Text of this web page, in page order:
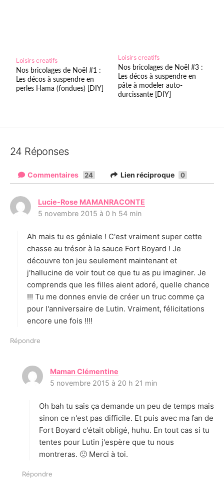
Loisirs creatifs
Nos bricolages de Noël #1 :
Les décos à suspendre en
perles Hama (fondues) [DIY]
Loisirs creatifs
Nos bricolages de Noël #3 :
Les décos à suspendre en
pâte à modeler auto-
durcissante [DIY]
24 Réponses
Commentaires 24 Lien réciproque 0
Lucie-Rose MAMANRACONTE
:
5 novembre 2015 à 0 h 54 min
Ah mais tu es géniale ! C'est vraiment super cette
chasse au trésor à la sauce Fort Boyard ! Je
découvre ton jeu seulement maintenant et
j'hallucine de voir tout ce que tu as pu imaginer. Je
comprends que les filles aient adoré, quelle chance
!!! Tu me donnes envie de créer un truc comme ça
pour l'anniversaire de Lutin. Vraiment, félicitations
encore une fois !!!!
Répondre
Maman Clémentine
i
:
5 novembre 2015 à 20 h 21 min
Oh bah tu sais ça demande un peu de temps mais
sinon ce n'est pas difficile. Et puis avec ma fan de
Fort Boyard c'était obligé, huhu. En tout cas si tu
tentes pour Lutin j'espère que tu nous
montreras. 🙂 Merci à toi.
Répondre